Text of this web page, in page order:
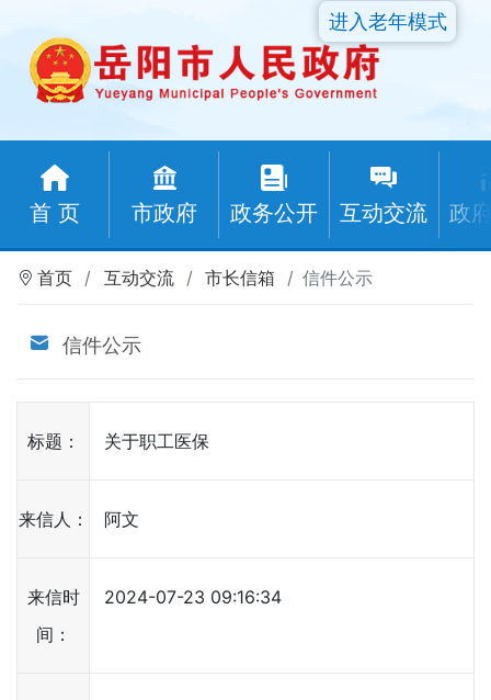
首 页 市政府 政务公开 互动交流 政
进入老年模式
首页 互动交流 市长信箱 信件公示
信件公示
标题： 关于职工医保
来信人： 阿文
来信时
间：
2024-07-23 09:16:34